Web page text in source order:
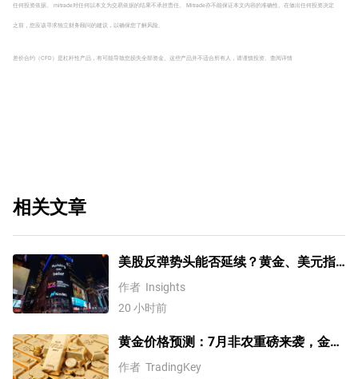
任何投资依据。 mitrade对任何以本文为交易依据的结果不承担责任。 Mitrade亦不能保证本文内容的准确性。在做出任何投资决定
之前，您应该寻求独立财务顾问的建议，以确保您了解风险。
差价合约（CFD）是杠杆性产品，有可能导致您损失全部资金。这些产品并不适合所有人，请谨慎投资。 查阅详情
相关文章
美股反弹势头能否延续？黄金、美元指
数、费半指数、纳指100技术分析
作者 Insights
20 小时前
黄金价格预测：7月非农重磅来袭，金价
站上4300美元后还能涨吗？
作者 TradingKey